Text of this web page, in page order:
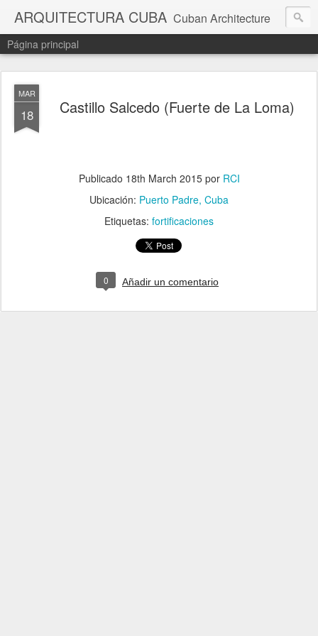
ARQUITECTURA CUBA Cuban Architecture
Página principal
MAR
18 Castillo Salcedo (Fuerte de La Loma)
Publicado 18th March 2015por RCI
Ubicación: Puerto Padre, Cuba
Etiquetas: fortificaciones
0 Añadir un comentario